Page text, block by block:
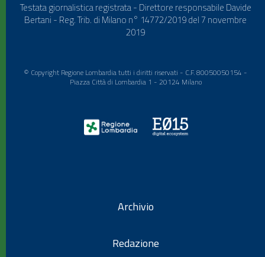
Testata giornalistica registrata - Direttore responsabile Davide
Bertani - Reg. Trib. di Milano n° 14772/2019 del 7 novembre
2019
© Copyright Regione Lombardia tutti i diritti riservati - C.F. 80050050154 -
Piazza Città di Lombardia 1 - 20124 Milano
Archivio
Redazione